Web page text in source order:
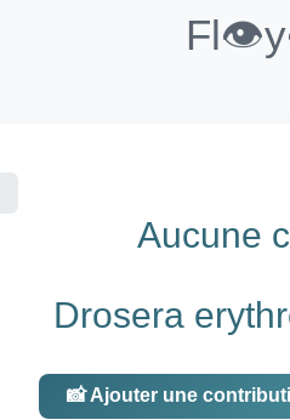
Aucune
Drosera
📸 Ajouter une